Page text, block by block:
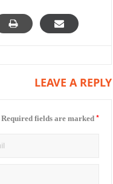
LEAVE A REPLY
Required fields are marked *